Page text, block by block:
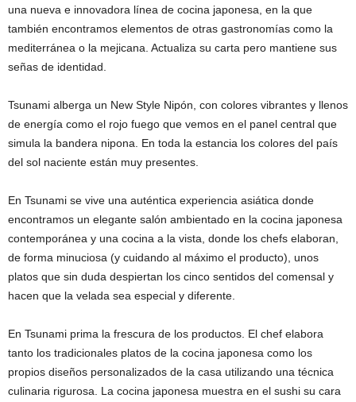
una nueva e innovadora línea de cocina japonesa, en la que
también encontramos elementos de otras gastronomías como la
mediterránea o la mejicana. Actualiza su carta pero mantiene sus
señas de identidad.
Tsunami alberga un New Style Nipón, con colores vibrantes y llenos
de energía como el rojo fuego que vemos en el panel central que
simula la bandera nipona. En toda la estancia los colores del país
del sol naciente están muy presentes.
En Tsunami se vive una auténtica experiencia asiática donde
encontramos un elegante salón ambientado en la cocina japonesa
contemporánea y una cocina a la vista, donde los chefs elaboran,
de forma minuciosa (y cuidando al máximo el producto), unos
platos que sin duda despiertan los cinco sentidos del comensal y
hacen que la velada sea especial y diferente.
En Tsunami prima la frescura de los productos. El chef elabora
tanto los tradicionales platos de la cocina japonesa como los
propios diseños personalizados de la casa utilizando una técnica
culinaria rigurosa. La cocina japonesa muestra en el sushi su cara